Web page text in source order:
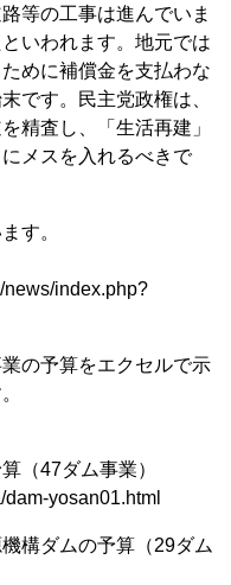
等の工事は進んでいま
いわれます。地元では
めに補償金を支払わな
です。民主党政権は、
精査し、「生活再建」
メスを入れるべきで
す。
news/index.php?
の予算をエクセルで示
（47ダム事業）
yosan01.html
構ダムの予算（29ダム